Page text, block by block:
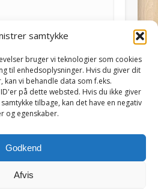
samtykke
bruger vi teknologier som cookies
til enhedsoplysninger. Hvis du giver dit
kan vi behandle data som f.eks.
på dette websted. Hvis du ikke giver
tilbage, kan det have en negativ
og egenskaber.
Godkend
Afvis
ved andre kommentarer